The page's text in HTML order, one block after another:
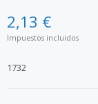
2,13 €
Impuestos incluidos
1732